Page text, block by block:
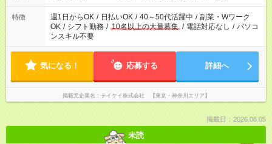
特徴 週1日からOK / 日払いOK / 40～50代活躍中 / 副業・Wワーク
OK / シフト勤務 / 10名以上の大量募集 / 電話対応なし / パソコ
ンスキル不要
気になる！ 応募する 詳細へ
掲載元企業名 テイケイ株式会社 【東京・神奈川エリア】
掲載日：2026.08.05
未読